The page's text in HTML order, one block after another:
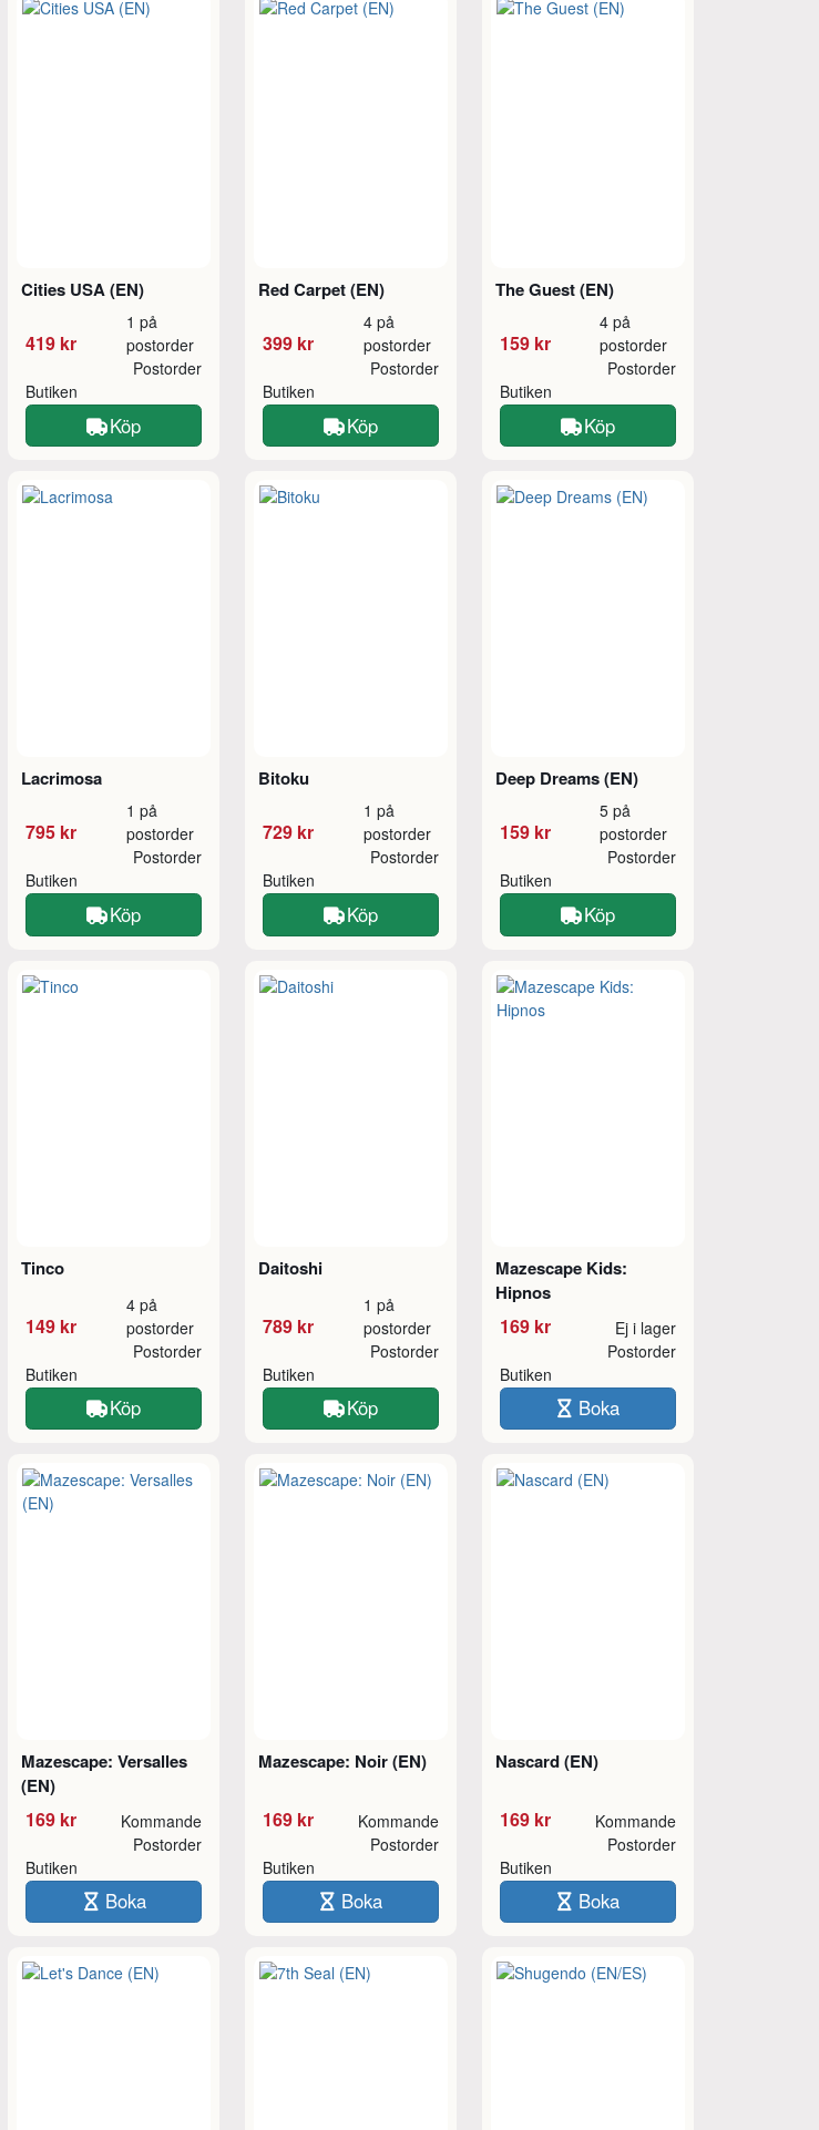
Cities USA (EN)
419 kr
1 på
postorder
Butiken
Postorder
Köp
Red Carpet (EN)
399 kr
4 på
postorder
Butiken
Postorder
Köp
The Guest (EN)
159 kr
4 på
postorder
Butiken
Postorder
Köp
Lacrimosa
795 kr
1 på
postorder
Butiken
Postorder
Köp
Bitoku
729 kr
1 på
postorder
Butiken
Postorder
Köp
Deep Dreams (EN)
159 kr
5 på
postorder
Butiken
Postorder
Köp
Tinco
149 kr
4 på
postorder
Butiken
Postorder
Köp
Daitoshi
789 kr
1 på
postorder
Butiken
Postorder
Köp
Mazescape Kids:
Hipnos
169 kr Ej i lager
Butiken
Postorder
Boka
Mazescape: Versalles
(EN)
169 kr Kommande
Butiken
Postorder
Boka
Mazescape: Noir (EN)
169 kr Kommande
Butiken
Postorder
Boka
Nascard (EN)
169 kr Kommande
Butiken
Postorder
Boka